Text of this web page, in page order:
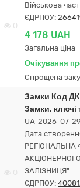
0
Військова
ЄДРПОУ:
4 178 UAH
Загальна ціна
Очікування
Спрощена
Замки Код
Замки, ключі
UA-2026-07-
Дата
РЕГІОНАЛЬНА
ЗАЛІЗНИЦЯ"
ЄДРПОУ: